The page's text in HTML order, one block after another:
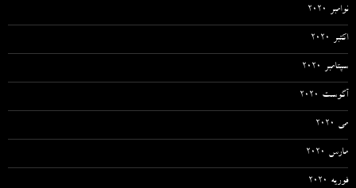
نوامبر 2020
اکتبر 2020
سپتامبر 2020
آگوست 2020
می 2020
مارس 2020
فوریه 2020